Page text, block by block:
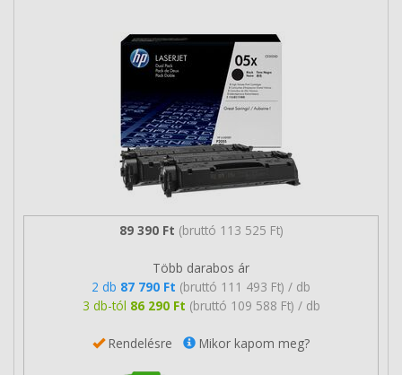
89 390 Ft (bruttó 113 525 Ft)
Több darabos ár
2 db 87 790 Ft (bruttó 111 493 Ft) / db
3 db-tól 86 290 Ft (bruttó 109 588 Ft) / db
Rendelésre Mikor kapom meg?